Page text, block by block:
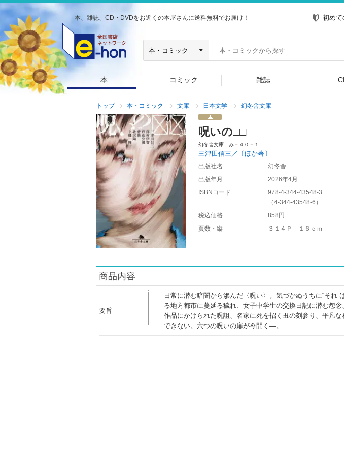
本、雑誌、CD・DVDをお近くの本屋さんに送料無料でお届け！ 初めて
本 コミック 雑誌
トップ 本・コミック 文庫 日本文学 幻冬舎文庫
呪いの□□
幻冬舎文庫 み－４０－１
三津田信三／〔ほか著〕
出版社名
幻冬舎
出版年月
2026年4月
ISBNコード
978-4-344-43548-3
（4-344-43548-6 ）
税込価格
858円
頁数・縦
３１４Ｐ １６ｃｍ
商品内容
要旨
日常に潜む暗闇から滲んだ〈呪い〉。気づかぬうちに“それ
る地方都市に蔓延る穢れ、女子中学生の交換日記に潜む怨
作品にかけられた呪詛、名家に死を招く丑の刻参り、平凡
できない。六つの呪いの扉が今開く―。